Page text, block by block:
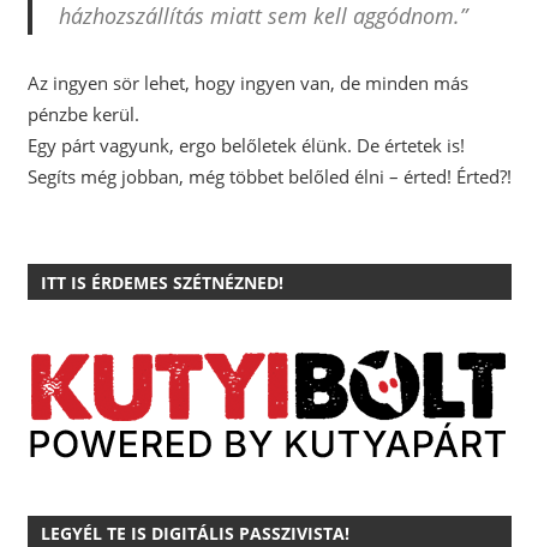
házhozszállítás miatt sem kell aggódnom.”
Az ingyen sör lehet, hogy ingyen van, de minden más
pénzbe kerül.
Egy párt vagyunk, ergo belőletek élünk. De értetek is!
Segíts még jobban, még többet belőled élni – érted! Érted?!
ITT IS ÉRDEMES SZÉTNÉZNED!
LEGYÉL TE IS DIGITÁLIS PASSZIVISTA!